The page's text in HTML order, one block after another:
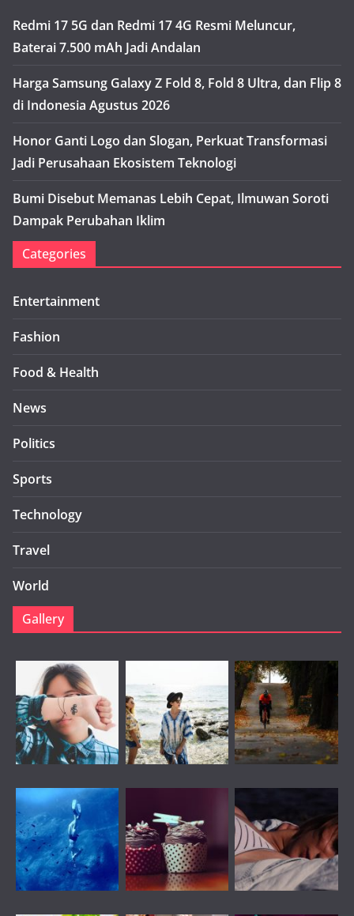
Redmi 17 5G dan Redmi 17 4G Resmi Meluncur,
Baterai 7.500 mAh Jadi Andalan
Harga Samsung Galaxy Z Fold 8, Fold 8 Ultra, dan Flip 8
di Indonesia Agustus 2026
Honor Ganti Logo dan Slogan, Perkuat Transformasi
Jadi Perusahaan Ekosistem Teknologi
Bumi Disebut Memanas Lebih Cepat, Ilmuwan Soroti
Dampak Perubahan Iklim
Categories
Entertainment
Fashion
Food & Health
News
Politics
Sports
Technology
Travel
World
Gallery